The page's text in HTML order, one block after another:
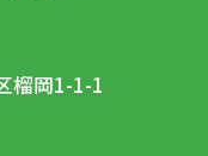
榴岡1-1-1